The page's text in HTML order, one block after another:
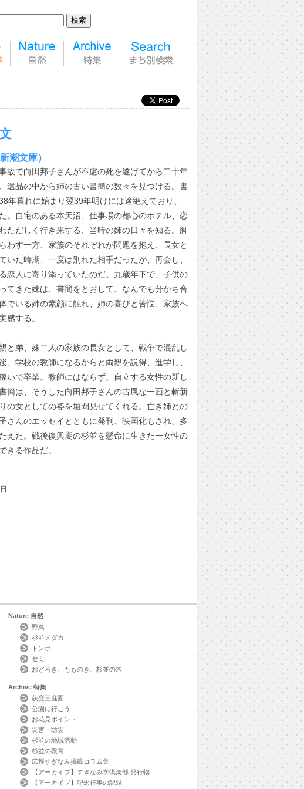
潮文庫）
故で向田邦子さんが不慮の死を遂げてから二十年
遺品の中から姉の古い書簡の数々を見つける。書
年暮れに始まり翌39年明けには途絶えており、
。自宅のある本天沼、仕事場の都心のホテル、恋
ただしく行き来する、当時の姉の日々を知る。脚
わす一方、家族のそれぞれが問題を抱え、長女と
いた時期、一度は別れた相手だったが、再会し、
恋人に寄り添っていたのだ。九歳年下で、子供の
てきた妹は、書簡をとおして、なんでも分かち合
でいる姉の素顔に触れ、姉の喜びと苦悩、家族へ
感する。
と弟、妹二人の家族の長女として、戦争で混乱し
、学校の教師になるからと両親を説得、進学し、
いで卒業。教師にはならず、自立する女性の新し
簡は、そうした向田邦子さんの古風な一面と斬新
の女としての姿を垣間見せてくれる。亡き姉との
さんのエッセイとともに発刊、映画化もされ、多
えた。戦後復興期の杉並を懸命に生きた一女性の
きる作品だ。
Nature 自然
野鳥
杉並メダカ
トンボ
セミ
おどろき、もものき、杉並の木
Archive 特集
荻窪三庭園
公園に行こう
お花見ポイント
災害・防災
杉並の地域活動
杉並の教育
広報すぎなみ掲載コラム集
【アーカイブ】すぎなみ学倶楽部 発行物
【アーカイブ】記念行事の記録